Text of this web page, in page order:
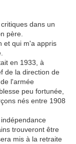
dans un
père.
et qui m'a appris
en 1933, à
de la direction de
l'armée
peu fortunée,
nés entre 1908
trouveront être
mis à la retraite